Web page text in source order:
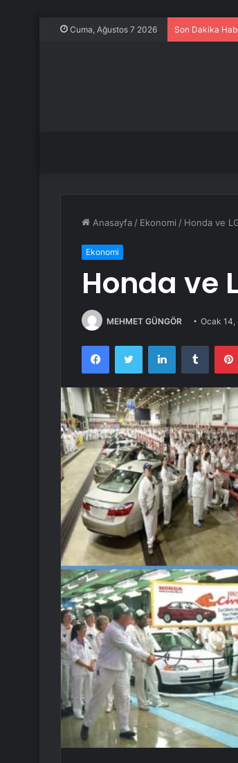
Cuma, Ağustos 7 2026 Son Dakika
Anasayfa / Ekonomi / Honda ve
Ekonomi
Honda ve
MEHMET GÜNGÖR Ocak 14,
FacebookTwitter LinkedInTumblr